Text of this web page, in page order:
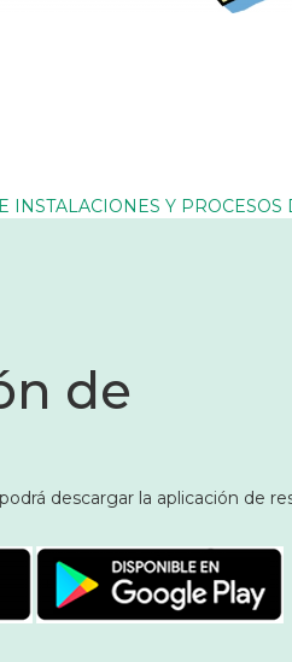
INSTALACIONES Y
de
descargar la aplicación de